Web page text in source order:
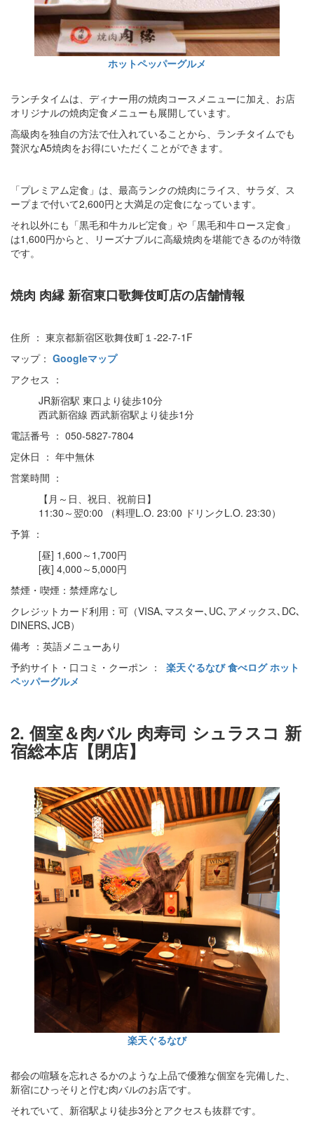
ホットペッパーグルメ
ランチタイムは、ディナー用の焼肉コースメニューに加え、お店
オリジナルの焼肉定食メニューも展開しています。
高級肉を独自の方法で仕入れていることから、ランチタイムでも
贅沢なA5焼肉をお得にいただくことができます。
「プレミアム定食」は、最高ランクの焼肉にライス、サラダ、ス
ープまで付いて2,600円と大満足の定食になっています。
それ以外にも「黒毛和牛カルビ定食」や「黒毛和牛ロース定食」
は1,600円からと、リーズナブルに高級焼肉を堪能できるのが特徴
です。
焼肉 肉縁 新宿東口歌舞伎町店の店舗情報
住所 ： 東京都新宿区歌舞伎町１-22-7-1F
マップ： Googleマップ
アクセス ：
JR新宿駅 東口より徒歩10分
西武新宿線 西武新宿駅より徒歩1分
電話番号 ： 050-5827-7804
定休日 ： 年中無休
営業時間 ：
【月～日、祝日、祝前日】
11:30～翌0:00 （料理L.O. 23:00 ドリンクL.O. 23:30）
予算 ：
[昼] 1,600～1,700円
[夜] 4,000～5,000円
禁煙・喫煙：禁煙席なし
クレジットカード利用：可（VISA､マスター､UC､アメックス､DC､
DINERS､JCB）
備考 ：英語メニューあり
予約サイト・口コミ・クーポン ： 楽天ぐるなび食べログホット
ペッパーグルメ
2. 個室＆肉バル 肉寿司 シュラスコ 新
宿総本店【閉店】
楽天ぐるなび
都会の喧騒を忘れさるかのような上品で優雅な個室を完備した、
新宿にひっそりと佇む肉バルのお店です。
それでいて、新宿駅より徒歩3分とアクセスも抜群です。